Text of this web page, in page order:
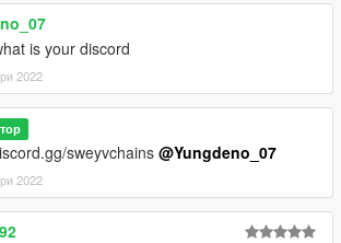
is your discord
2022
sweyvchains @Yungdeno_07
2022